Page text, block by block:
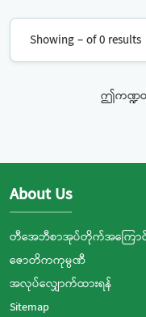
Showing – of 0 results
ဤကဏ္ဍတွ
About Us
တီအေဘီစာအုပ်တိုက်အကြောင်
ဇောတိကကုမ္ပဏီ
အလုပ်လျှောက်ထားရန်
Sitemap